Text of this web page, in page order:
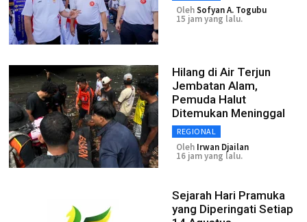
OlehSofyan A. Togubu
15 jam yang lalu.
Hilang di Air Terjun
Jembatan Alam,
Pemuda Halut
Ditemukan Meninggal
REGIONAL
Oleh Irwan Djailan
16 jam yang lalu.
Sejarah Hari Pramuka
yang Diperingati Setiap